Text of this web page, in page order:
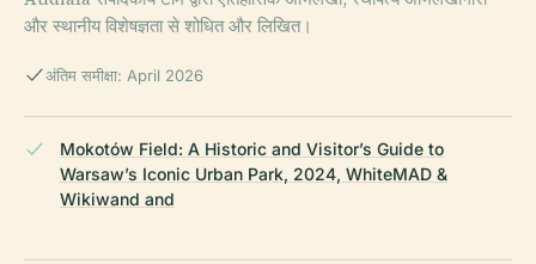
और स्थानीय विशेषज्ञता से शोधित और लिखित।
अंतिम समीक्षा: April 2026
Mokotów Field: A Historic and Visitor’s Guide to
Warsaw’s Iconic Urban Park, 2024, WhiteMAD &
Wikiwand and